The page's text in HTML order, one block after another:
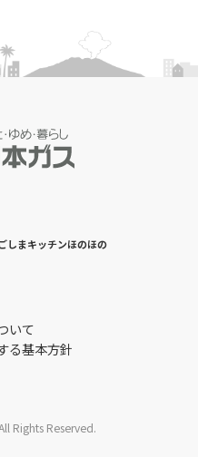
しまキッチンほのほの
いて
る基本方針
Rights Reserved.